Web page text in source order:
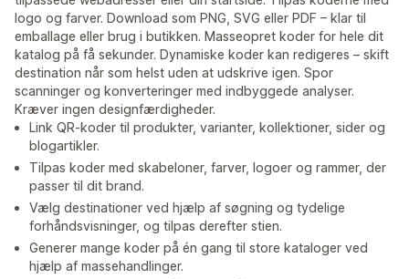
logo og farver. Download som PNG, SVG eller PDF – klar til
emballage eller brug i butikken. Masseopret koder for hele dit
katalog på få sekunder. Dynamiske koder kan redigeres – skift
destination når som helst uden at udskrive igen. Spor
scanninger og konverteringer med indbyggede analyser.
Kræver ingen designfærdigheder.
Link QR-koder til produkter, varianter, kollektioner, sider og
blogartikler.
Tilpas koder med skabeloner, farver, logoer og rammer, der
passer til dit brand.
Vælg destinationer ved hjælp af søgning og tydelige
forhåndsvisninger, og tilpas derefter stien.
Generer mange koder på én gang til store kataloger ved
hjælp af massehandlinger.